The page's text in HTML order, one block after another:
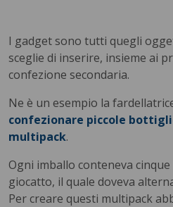
I gadget sono tutti quegli
sceglie di inserire, insieme ai
confezione secondaria.
Ne è un esempio la
confezionare piccole
multipack.
Ogni imballo conteneva
giocatto, il quale doveva
Per creare questi multipack